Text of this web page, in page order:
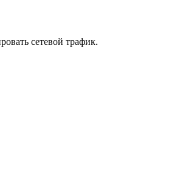
сетевой трафик.